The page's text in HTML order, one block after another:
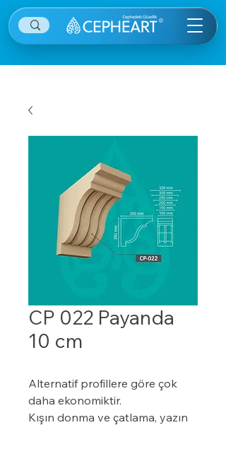
CP 022 Payanda
10 cm
Alternatif profillere göre çok
daha ekonomiktir.
Kışın donma ve çatlama, yazın